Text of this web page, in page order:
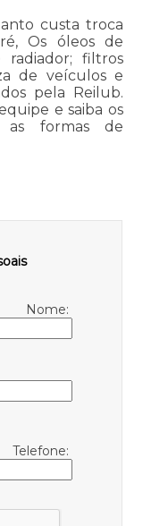
custa troca
Os óleos de
radiador; filtros
de veículos e
pela Reilub.
e saiba os
as formas de
Nome:
Telefone: